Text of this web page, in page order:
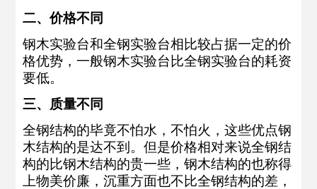
二、价格不同
钢木实验台和全钢实验台相比较占据一定的价
格优势，一般钢木实验台比全钢实验台的耗资
要低。
三、质量不同
全钢结构的毕竟不怕水，不怕火，这些优点钢
木结构的是达不到。但是价格相对来说全钢结
构的比钢木结构的贵一些，钢木结构的也称得
上物美价廉，沉重方面也不比全钢结构的差，